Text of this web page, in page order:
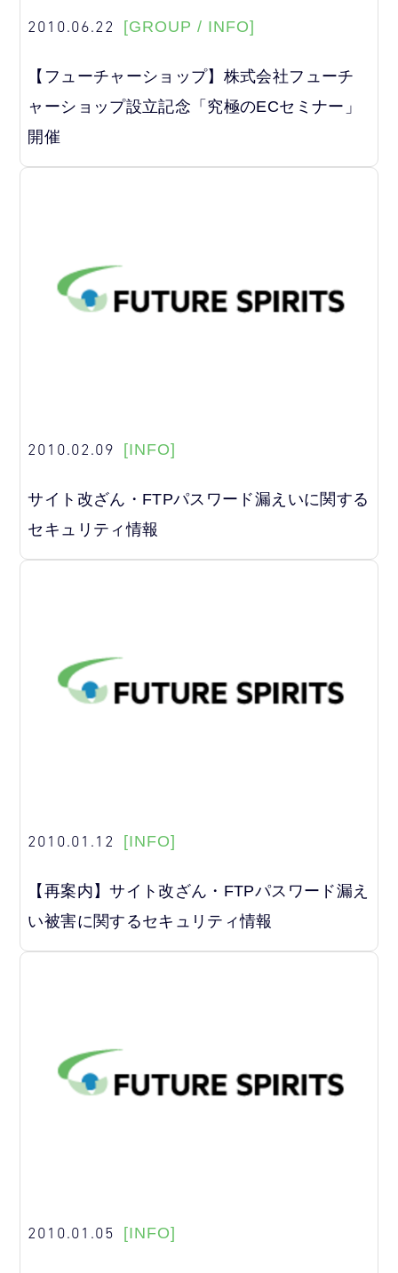
2010.06.22 [GROUP / INFO]
【フューチャーショップ】株式会社フューチ
ャーショップ設立記念「究極のECセミナー」
開催
2010.02.09 [INFO]
サイト改ざん・FTPパスワード漏えいに関する
セキュリティ情報
2010.01.12 [INFO]
【再案内】サイト改ざん・FTPパスワード漏え
い被害に関するセキュリティ情報
2010.01.05 [INFO]